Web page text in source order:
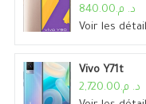
د. م.840.00
Voir les
Vivo Y71t
د. م.2,720.00